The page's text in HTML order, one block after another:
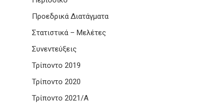
Προεδρικά Διατάγματα
Στατιστικά – Μελέτες
Συνεντεύξεις
Τρίποντο 2019
Τρίποντο 2020
Τρίποντο 2021/Α